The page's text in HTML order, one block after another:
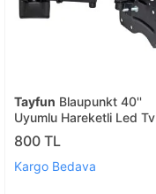
Tayfun Blaupunkt 40''
Uyumlu Hareketli Led Tv
Duvar Askı Aparatı
800 TL
Kargo Bedava